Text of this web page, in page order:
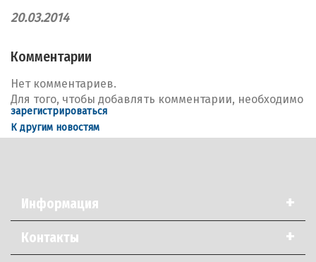
20.03.2014
Комментарии
Нет комментариев.
Для того, чтобы добавлять комментарии, необходимо
зарегистрироваться
К другим новостям
Информация +
Контакты
+